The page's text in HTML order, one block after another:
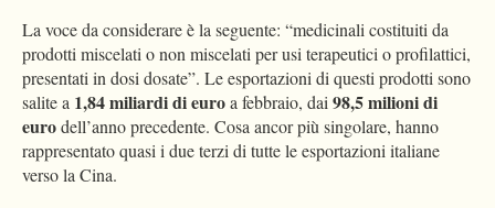
La voce da considerare è la seguente: “medicinali costituiti da
prodotti miscelati o non miscelati per usi terapeutici o profilattici,
presentati in dosi dosate”. Le esportazioni di questi prodotti sono
salite a 1,84 miliardi di euroa febbraio, dai98,5 milioni di
eurodell’anno precedente. Cosa ancor più singolare, hanno
rappresentato quasi i due terzi di tutte le esportazioni italiane
verso la Cina.